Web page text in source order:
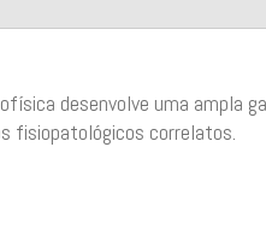
desenvolve uma ampla
fisiopatológicos correlatos.